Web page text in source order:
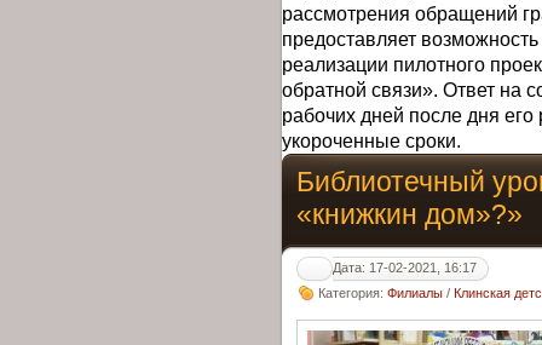
рассмотрения обращений
предоставляет
реализации пилотного
обратной связи». Ответ на
рабочих дней после дня
укороченные сроки.
Библиотечный
«книжкин дом»?»
Дата: 17-02-2021, 16:17
Категория: Филиалы / Клинская